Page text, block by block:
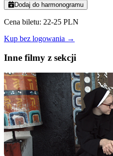
Dodaj do harmonogramu
Cena biletu: 22-25 PLN
Kup bez logowania →
Inne filmy z sekcji